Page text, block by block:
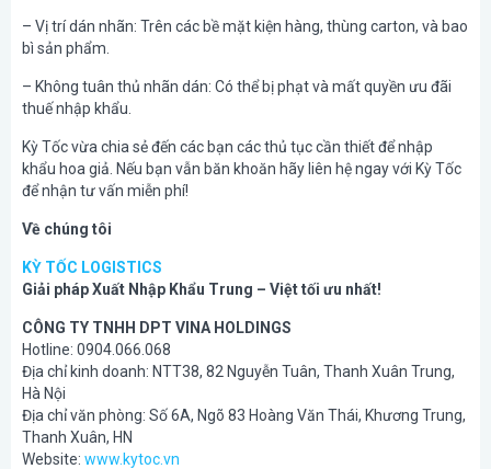
– Vị trí dán nhãn: Trên các bề mặt kiện hàng, thùng carton, và bao
bì sản phẩm.
– Không tuân thủ nhãn dán: Có thể bị phạt và mất quyền ưu đãi
thuế nhập khẩu.
Kỳ Tốc vừa chia sẻ đến các bạn các thủ tục cần thiết để nhập
khẩu hoa giả. Nếu bạn vẫn băn khoăn hãy liên hệ ngay với Kỳ Tốc
để nhận tư vấn miễn phí!
Về chúng tôi
KỲ TỐC LOGISTICS
Giải pháp Xuất Nhập Khẩu Trung – Việt tối ưu nhất!
CÔNG TY TNHH DPT VINA HOLDINGS
Hotline: 0904.066.068
Địa chỉ kinh doanh: NTT38, 82 Nguyễn Tuân, Thanh Xuân Trung,
Hà Nội
Địa chỉ văn phòng: Số 6A, Ngõ 83 Hoàng Văn Thái, Khương Trung,
Thanh Xuân, HN
Website: www.kytoc.vn